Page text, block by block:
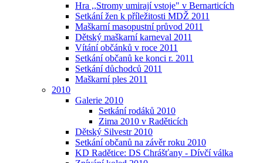
Hra ,,Stromy umirají vstoje" v Bernarticích
Setkání žen k příležitosti MDŽ 2011
Maškarní masopustní průvod 2011
Dětský maškarní karneval 2011
Vítání občánků v roce 2011
Setkání občanů ke konci r. 2011
Setkání důchodců 2011
Maškarní ples 2011
2010
Galerie 2010
Setkání rodáků 2010
Zima 2010 v Raděticích
Dětský Silvestr 2010
Setkání občanů na závěr roku 2010
KD Radětice: DS Chrášťany - Dívčí válka